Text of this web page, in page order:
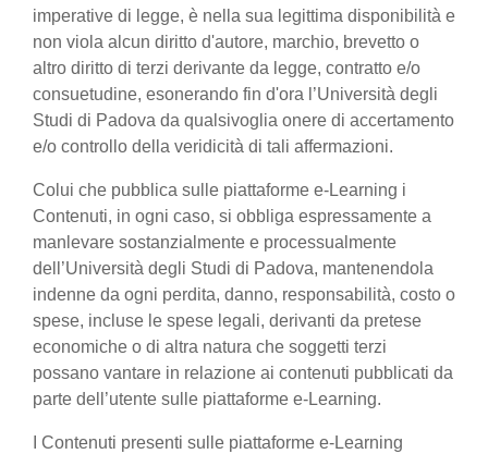
imperative di legge, è nella sua legittima disponibilità e
non viola alcun diritto d'autore, marchio, brevetto o
altro diritto di terzi derivante da legge, contratto e/o
consuetudine, esonerando fin d'ora l’Università degli
Studi di Padova da qualsivoglia onere di accertamento
e/o controllo della veridicità di tali affermazioni.
Colui che pubblica sulle piattaforme e-Learning i
Contenuti, in ogni caso, si obbliga espressamente a
manlevare sostanzialmente e processualmente
dell’Università degli Studi di Padova, mantenendola
indenne da ogni perdita, danno, responsabilità, costo o
spese, incluse le spese legali, derivanti da pretese
economiche o di altra natura che soggetti terzi
possano vantare in relazione ai contenuti pubblicati da
parte dell’utente sulle piattaforme e-Learning.
I Contenuti presenti sulle piattaforme e-Learning